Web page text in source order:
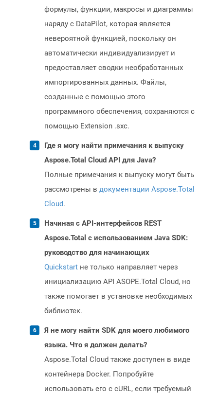
формулы, функции, макросы и диаграммы
наряду с DataPilot, которая является
невероятной функцией, поскольку он
автоматически индивидуализирует и
предоставляет сводки необработанных
импортированных данных. Файлы,
созданные с помощью этого
программного обеспечения, сохраняются с
помощью Extension .sxc.
Где я могу найти примечания к выпуску
Aspose.Total Cloud API для Java?
Полные примечания к выпуску могут быть
рассмотрены в документации Aspose.Total
Cloud.
Начиная с API-интерфейсов REST
Aspose.Total с использованием Java SDK:
руководство для начинающих
Quickstart не только направляет через
инициализацию API ASOPE.Total Cloud, но
также помогает в установке необходимых
библиотек.
Я не могу найти SDK для моего любимого
языка. Что я должен делать?
Aspose.Total Cloud также доступен в виде
контейнера Docker. Попробуйте
использовать его с cURL, если требуемый